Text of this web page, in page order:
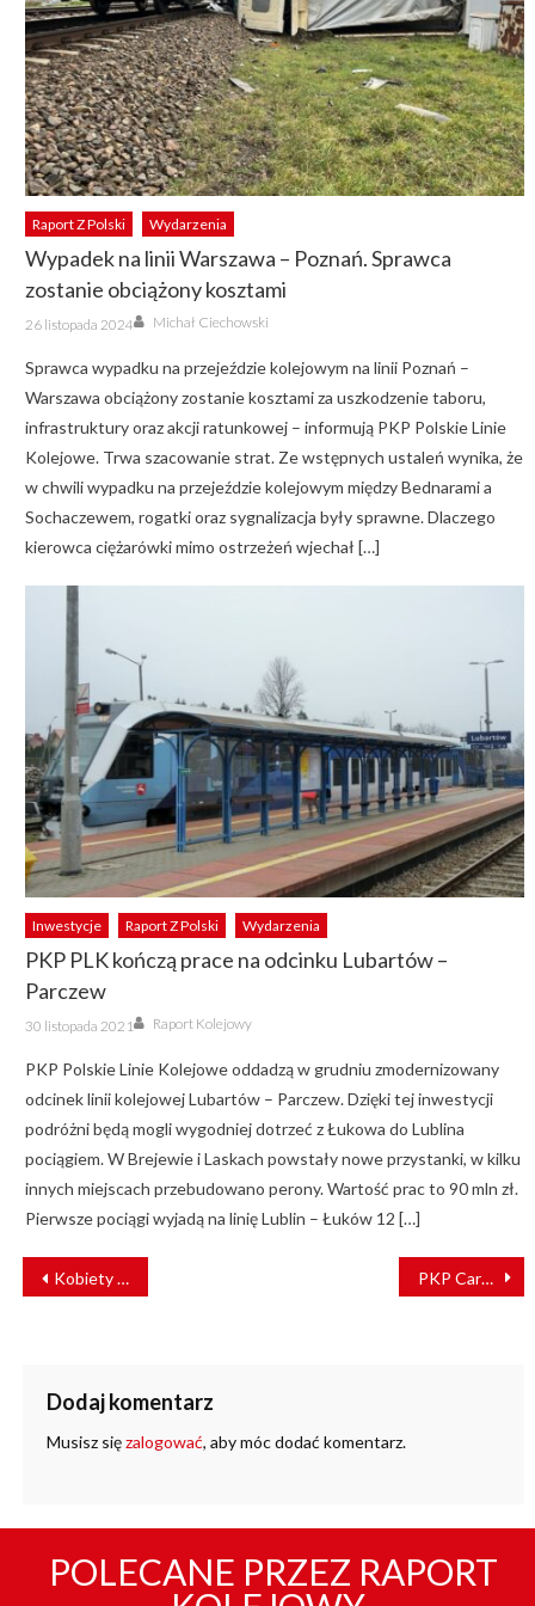
Raport Z Polski Wydarzenia
Wypadek na linii Warszawa – Poznań. Sprawca
zostanie obciążony kosztami
Posted
on
26 listopada 2024 Author
Michał Ciechowski
Sprawca wypadku na przejeździe kolejowym na linii Poznań –
Warszawa obciążony zostanie kosztami za uszkodzenie taboru,
infrastruktury oraz akcji ratunkowej – informują PKP Polskie Linie
Kolejowe. Trwa szacowanie strat. Ze wstępnych ustaleń wynika, że
w chwili wypadku na przejeździe kolejowym między Bednarami a
Sochaczewem, rogatki oraz sygnalizacja były sprawne. Dlaczego
kierowca ciężarówki mimo ostrzeżeń wjechał […]
Inwestycje Raport Z Polski Wydarzenia
PKP PLK kończą prace na odcinku Lubartów –
Parczew
Posted
on
30 listopada 2021 Author
Raport Kolejowy
PKP Polskie Linie Kolejowe oddadzą w grudniu zmodernizowany
odcinek linii kolejowej Lubartów – Parczew. Dzięki tej inwestycji
podróżni będą mogli wygodniej dotrzeć z Łukowa do Lublina
pociągiem. W Brejewie i Laskach powstały nowe przystanki, w kilku
innych miejscach przebudowano perony. Wartość prac to 90 mln zł.
Pierwsze pociągi wyjadą na linię Lublin – Łuków 12 […]
NAWIGACJA
WPISU
Kobiety na kolei – projekt porozumienia gotowy PKP Cargo z nowymi kontraktami na przewóz węgla dla Grupy ENEA
Dodaj komentarz
Musisz sięzalogować, aby móc dodać komentarz.
POLECANE PRZEZ RAPORT